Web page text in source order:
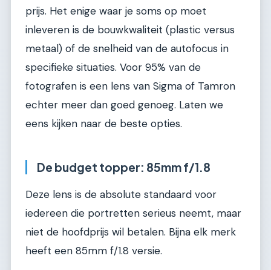
prijs. Het enige waar je soms op moet
inleveren is de bouwkwaliteit (plastic versus
metaal) of de snelheid van de autofocus in
specifieke situaties. Voor 95% van de
fotografen is een lens van Sigma of Tamron
echter meer dan goed genoeg. Laten we
eens kijken naar de beste opties.
De budget topper: 85mm f/1.8
Deze lens is de absolute standaard voor
iedereen die portretten serieus neemt, maar
niet de hoofdprijs wil betalen. Bijna elk merk
heeft een 85mm f/1.8 versie.